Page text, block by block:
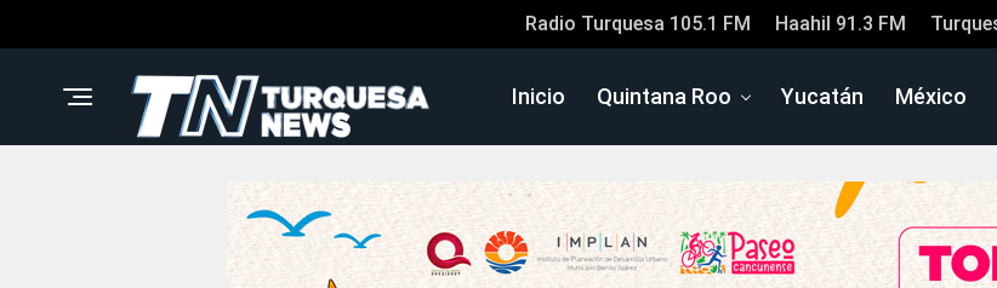
Radio Turquesa 105.1 FM Haahil 91.3 FM
Inicio Quintana Roo Yucatán México